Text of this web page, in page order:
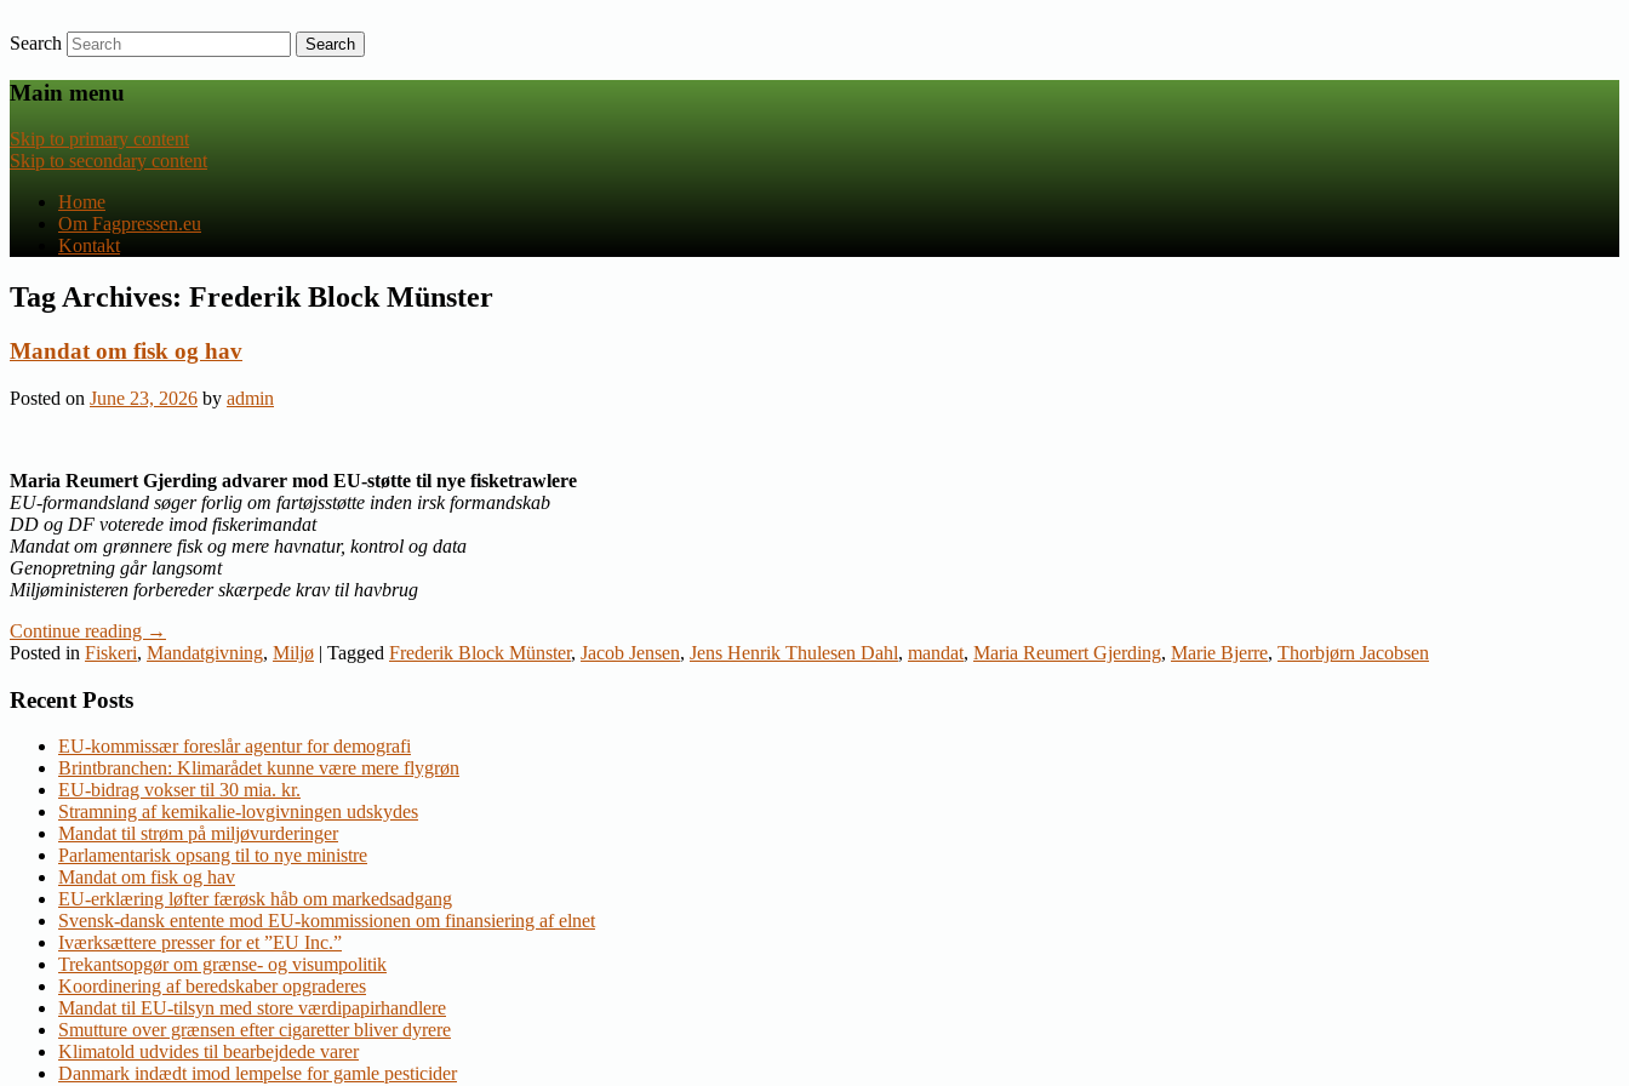
Fagpressen.eu
Nyheder om dansk EU-politik
Search
Main menu
Skip to primary content
Skip to secondary content
Home
Om Fagpressen.eu
Kontakt
Tag Archives: Frederik Block Münster
Mandat om fisk og hav
Posted on June 23, 2026 by admin
Maria Reumert Gjerding advarer mod EU-støtte til nye fisketrawlere
EU-formandsland søger forlig om fartøjsstøtte inden irsk formandskab
DD og DF voterede imod fiskerimandat
Mandat om grønnere fisk og mere havnatur, kontrol og data
Genopretning går langsomt
Miljøministeren forbereder skærpede krav til havbrug
Continue reading →
Posted in Fiskeri, Mandatgivning, Miljø | Tagged Frederik Block Münster, Jacob Jensen, Jens Henrik Thulesen Dahl, mandat, Maria Reumert Gjerding, Marie Bjerre, Thorbjørn Jacobsen
Recent Posts
EU-kommissær foreslår agentur for demografi
Brintbranchen: Klimarådet kunne være mere flygrøn
EU-bidrag vokser til 30 mia. kr.
Stramning af kemikalie-lovgivningen udskydes
Mandat til strøm på miljøvurderinger
Parlamentarisk opsang til to nye ministre
Mandat om fisk og hav
EU-erklæring løfter færøsk håb om markedsadgang
Svensk-dansk entente mod EU-kommissionen om finansiering af elnet
Iværksættere presser for et ”EU Inc.”
Trekantsopgør om grænse- og visumpolitik
Koordinering af beredskaber opgraderes
Mandat til EU-tilsyn med store værdipapirhandlere
Smutture over grænsen efter cigaretter bliver dyrere
Klimatold udvides til bearbejdede varer
Danmark indædt imod lempelse for gamle pesticider